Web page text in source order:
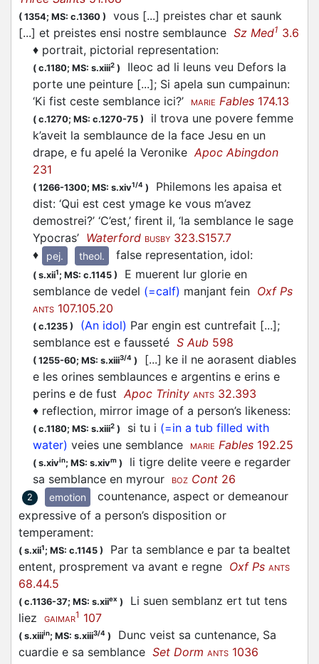
( 1354; MS: c.1360 )
vous [...] preistes char et saunk
[...] et preistes ensi nostre semblaunce Sz Med1 3.6
♦ portrait, pictorial representation:
( c.1180; MS: s.xiii2 )
Ileoc ad li leuns veu Defors la
porte une peinture [...]; Si apela sun cumpainun:
‘Ki fist ceste semblance ici?’
MARIE Fables 174.13
( c.1270; MS: c.1270-75 )
il trova une povere femme
k’aveit la semblaunce de la face Jesu en un
drape, e fu apelé la VeronikeApoc Abingdon
231
( 1266-1300; MS: s.xiv1/4 )
Philemons les apaisa et
dist: ‘Qui est cest ymage ke vous m’avez
demostrei?’ ‘C’est,’ firent il, ‘la semblance le sage
Ypocras’ Waterford BUSBY 323.S157.7
♦
pej. theol. false representation, idol:
( s.xii1; MS: c.1145 )
E muerent lur glorie en
semblance de vedel (=calf) manjant fein Oxf Ps
ANTS 107.105.20
( c.1235 ) (An idol) Par engin est cuntrefait [...];
semblance est e fausseté S Aub 598
( 1255-60; MS: s.xiii3/4 )
[...] ke il ne aorasent diables
e les orines semblaunces e argentins e erins e
perins e de fustApoc Trinity ANTS 32.393
♦ reflection, mirror image of a person’s likeness:
( c.1180; MS: s.xiii2 ) si tu i (=in a tub filled with
water) veies une semblance MARIE Fables 192.25
( s.xivin; MS: s.xivm )
li tigre delite veere e regarder
sa semblance en myrour
BOZ Cont 26
2 emotion
countenance, aspect or demeanour
expressive of a person’s disposition or
temperament:
( s.xii1 ; MS: c.1145 )
Par ta semblance e par ta bealtet
entent, prosprement va avant e regne Oxf Ps ANTS
68.44.5
( c.1136-37; MS: s.xiiex )
Li suen semblanz ert tut tens
liez
GAIMAR1 107
( s.xiiiin; MS: s.xiii3/4 )
Dunc veist sa cuntenance, Sa
cuardie e sa semblance Set Dorm ANTS 1036